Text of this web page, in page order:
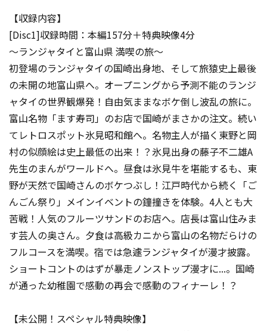
【収録内容】
[Disc1]収録時間：本編157分＋特典映像4分
～ランジャタイと富山県 満喫の旅～
初登場のランジャタイの国崎出身地、そして旅猿史上最後
の未開の地富山県へ。オープニングから予測不能のランジ
ャタイの世界観爆発！自由気ままなボケ倒し波乱の旅に。
富山名物「ます寿司」のお店で国崎がまさかの注文。続い
てレトロスポット氷見昭和館へ。名物主人が描く東野と岡
村の似顔絵は史上最低の出来！？氷見出身の藤子不二雄A
先生のまんがワールドへ。昼食は氷見牛を堪能するも、東
野が天然で国崎さんのボケつぶし！江戸時代から続く「ご
んごん祭り」メインイベントの鐘撞きを体験。4人とも大
苦戦！人気のフルーツサンドのお店へ。店長は富山住みま
す芸人の奥さん。夕食は高級カニから富山の名物だらけの
フルコースを満喫。宿では急遽ランジャタイが漫才披露。
ショートコントのはずが暴走ノンストップ漫才に...。国崎
が通った幼稚園で感動の再会で感動のフィナーレ！？
【未公開！スペシャル特典映像】